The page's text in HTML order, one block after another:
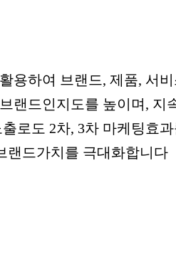
용하여 브랜드, 제품, 서
랜드인지도를 높이며, 지
로도 2차, 3차 마케팅효
랜드가치를 극대화합니다